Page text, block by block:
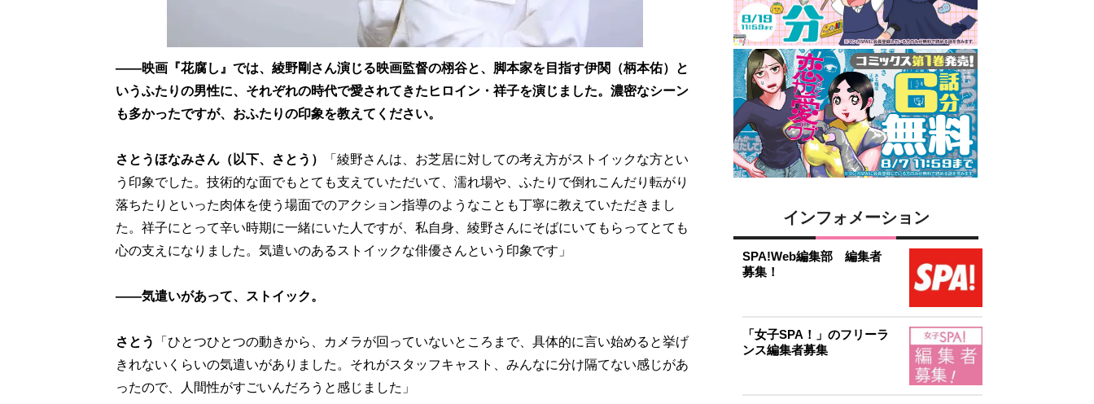
――映画『花腐し』では、綾野剛さん演じる映画監督の栩谷と、脚本家を目指す伊関（柄本佑）と
いうふたりの男性に、それぞれの時代で愛されてきたヒロイン・祥子を演じました。濃密なシーン
も多かったですが、おふたりの印象を教えてください。
さとうほなみさん（以下、さとう）
「綾野さんは、お芝居に対しての考え方がストイックな方とい
う印象でした。技術的な面でもとても支えていただいて、濡れ場や、ふたりで倒れこんだり転がり
落ちたりといった肉体を使う場面でのアクション指導のようなことも丁寧に教えていただきまし
た。祥子にとって辛い時期に一緒にいた人ですが、私自身、綾野さんにそばにいてもらってとても
心の支えになりました。気遣いのあるストイックな俳優さんという印象です」
――気遣いがあって、ストイック。
さとう
「ひとつひとつの動きから、カメラが回っていないところまで、具体的に言い始めると挙げ
きれないくらいの気遣いがありました。それがスタッフキャスト、みんなに分け隔てない感じがあ
ったので、人間性がすごいんだろうと感じました」
インフォメーション
SPA!Web編集部 編集者
募集！
「女子SPA！」のフリーラ
ンス編集者募集